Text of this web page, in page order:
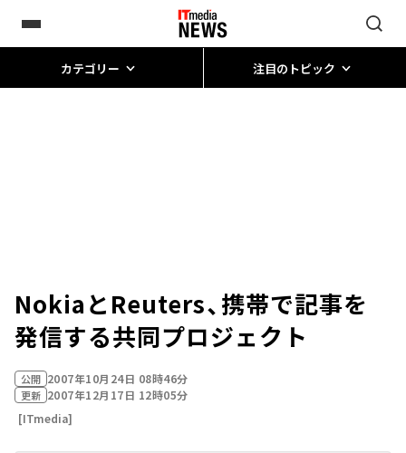
カテゴリー 注目のトピック
NokiaとReuters、携帯で記事を
発信する共同プロジェクト
公開 2007年10月24日 08時46分
更新 2007年12月17日 12時05分
[ITmedia]